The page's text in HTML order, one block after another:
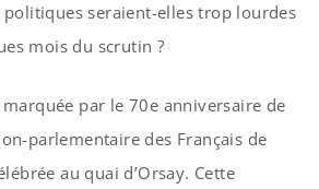
seraient-elles trop lourdes
mois du scrutin ?
marquée par le 70e anniversaire de
parlementaire des Français de
au quai d’Orsay. Cette